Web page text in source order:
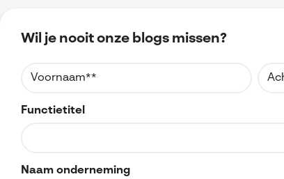
Wil je nooit onze blogs missen?
Functietitel
Naam onderneming